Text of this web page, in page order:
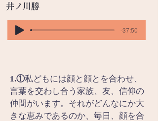
井ノ川勝
-37:50
1.①私どもには顔と顔とを合わせ、
言葉を交わし合う家族、友、信仰の
仲間がいます。それがどんなにか大
きな恵みであるのか、毎日、顔を合